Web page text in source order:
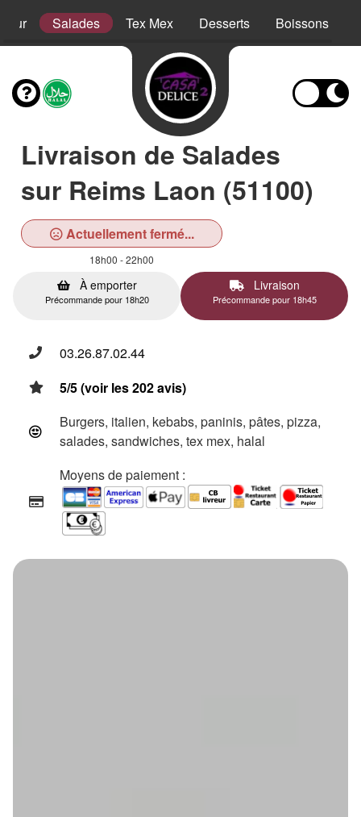
Salades Tex Mex Desserts Boissons
Livraison de Salades
sur Reims Laon (51100)
Actuellement fermé...
18h00 - 22h00
À emporter
Précommande pour 18h20
Livraison
Précommande pour 18h45
03.26.87.02.44
5/5 (voir les 202 avis)
Burgers, italien, kebabs, paninis, pâtes, pizza,
salades, sandwiches, tex mex, halal
Moyens de paiement :